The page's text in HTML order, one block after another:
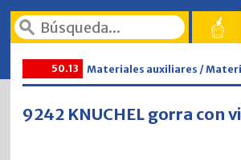
50.13 Materiales auxiliares /
9242 KNUCHEL gorra con